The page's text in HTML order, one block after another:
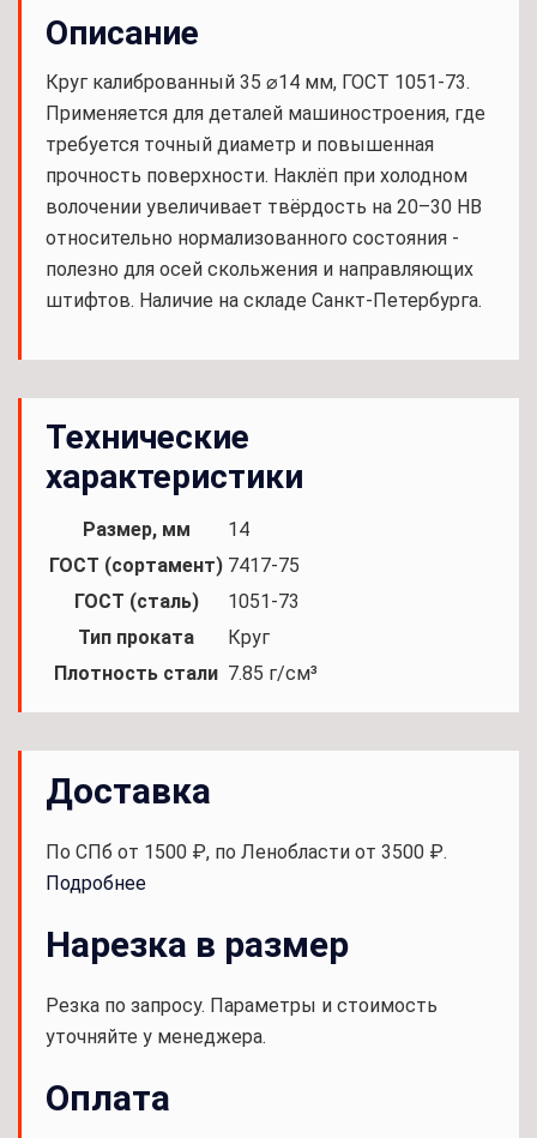
Описание
Круг калиброванный 35 ⌀14 мм, ГОСТ 1051-73.
Применяется для деталей машиностроения, где
требуется точный диаметр и повышенная
прочность поверхности. Наклёп при холодном
волочении увеличивает твёрдость на 20–30 HB
относительно нормализованного состояния -
полезно для осей скольжения и направляющих
штифтов. Наличие на складе Санкт-Петербурга.
Технические
характеристики
Размер, мм
14
ГОСТ (сортамент) 7417-75
ГОСТ (сталь)
1051-73
Тип проката
Круг
Плотность стали 7.85 г/см³
Доставка
По СПб от 1500 ₽, по Ленобласти от 3500 ₽.
Подробнее
Нарезка в размер
Резка по запросу. Параметры и стоимость
уточняйте у менеджера.
Оплата